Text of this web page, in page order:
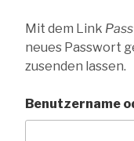
Mit dem Link
neues Passwort
zusenden lassen.
Benutzername